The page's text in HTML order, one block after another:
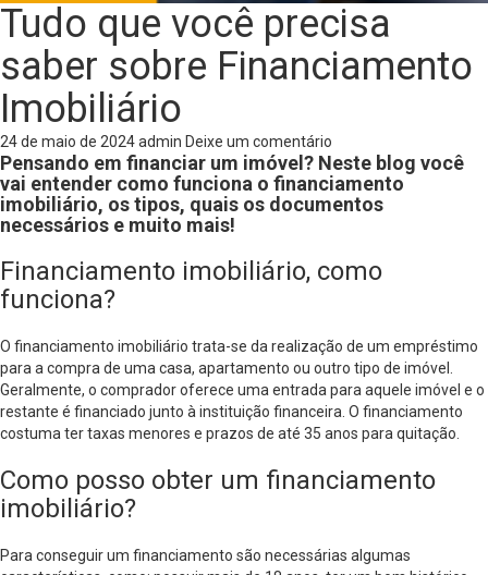
Tudo que você precisa
saber sobre Financiamento
Imobiliário
24 de maio de 2024admin Deixe um comentário
Pensando em financiar um imóvel? Neste blog você
vai entender como funciona o financiamento
imobiliário, os tipos, quais os documentos
necessários e muito mais!
Financiamento imobiliário, como
funciona?
O financiamento imobiliário trata-se da realização de um empréstimo
para a compra de uma casa, apartamento ou outro tipo de imóvel.
Geralmente, o comprador oferece uma entrada para aquele imóvel e o
restante é financiado junto à instituição financeira. O financiamento
costuma ter taxas menores e prazos de até 35 anos para quitação.
Como posso obter um financiamento
imobiliário?
Para conseguir um financiamento são necessárias algumas